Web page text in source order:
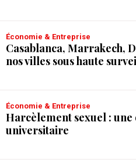
Économie & Entreprise
Casablanca, Marrakech,
nos villes sous haute
Économie & Entreprise
Harcèlement sexuel :
universitaire